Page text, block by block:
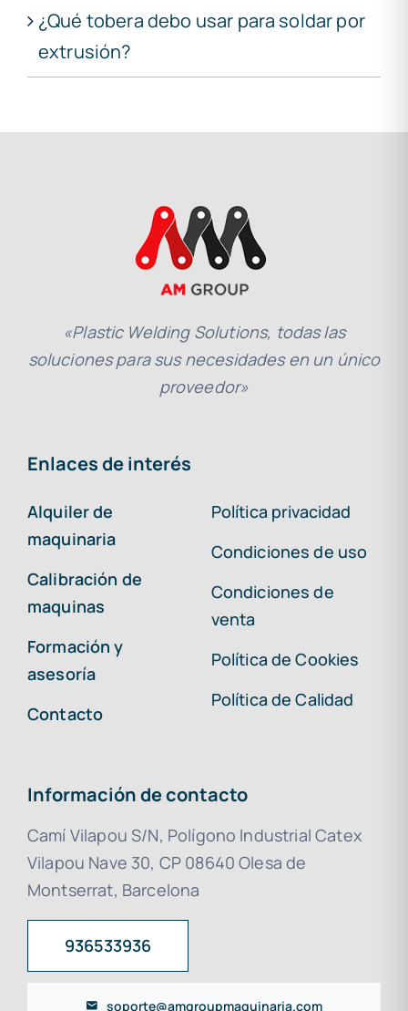
¿Qué tobera debo usar para soldar por
extrusión?
«Plastic Welding Solutions, todas las
soluciones para sus necesidades en un único
proveedor»
Enlaces de interés
Alquiler de
maquinaria
Calibración de
maquinas
Formación y
asesoría
Contacto
Política privacidad
Condiciones de uso
Condiciones de
venta
Política de Cookies
Política de Calidad
Información de contacto
Camí Vilapou S/N, Polígono Industrial Catex
Vilapou Nave 30, CP 08640 Olesa de
Montserrat, Barcelona
936533936
soporte@amgroupmaquinaria.com